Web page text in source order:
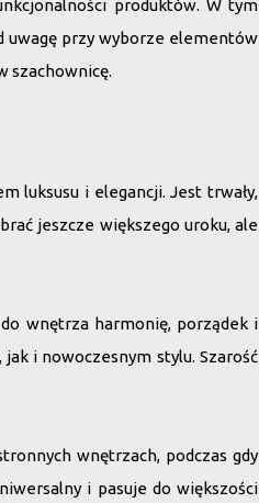
produktów. W tym
uwagę przy wyborze elementów
szachownicę.
luksusu i elegancji. Jest trwały,
jeszcze większego uroku, ale
wnętrza harmonię, porządek i
i nowoczesnym stylu. Szarość
wnętrzach, podczas gdy
i pasuje do większości